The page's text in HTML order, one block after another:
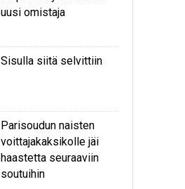
uusi omistaja
Sisulla siitä selvittiin
Parisoudun naisten
voittajakaksikolle jäi
haastetta seuraaviin
soutuihin